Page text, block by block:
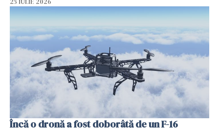
Încă o dronă a fost doborâtă de un F-16